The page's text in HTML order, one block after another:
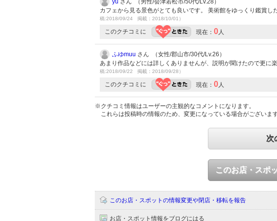
yu さん （男性/会津若松市/50代/Lv.28）
カフェから見る景色がとても良いです。 美術館をゆっくり鑑賞
稿:2018/09/24 掲載：2018/10/01）
このクチコミに 現在： 0人
ふゆmuu さん （女性/郡山市/30代/Lv.26）
あまり作品などには詳しくありませんが、説明が聞けたので更
稿:2018/09/22 掲載：2018/09/28）
このクチコミに 現在： 0人
※クチコミ情報はユーザーの主観的なコメントになります。
これらは投稿時の情報のため、変更になっている場合がございま
次
このお店・スポ
このお店・スポットの情報変更や閉店・移転を報告
お店・スポット情報をブログにはる